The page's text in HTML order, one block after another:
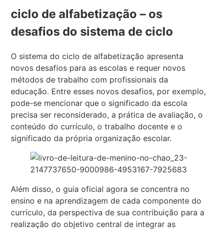
ciclo de alfabetização – os
desafios do sistema de ciclo
O sistema do ciclo de alfabetização apresenta
novos desafios para as escolas e requer novos
métodos de trabalho com profissionais da
educação. Entre esses novos desafios, por exemplo,
pode-se mencionar que o significado da escola
precisa ser reconsiderado, a prática de avaliação, o
conteúdo do currículo, o trabalho docente e o
significado da própria organização escolar.
Além disso, o guia oficial agora se concentra no
ensino e na aprendizagem de cada componente do
currículo, da perspectiva de sua contribuição para a
realização do objetivo central de integrar as